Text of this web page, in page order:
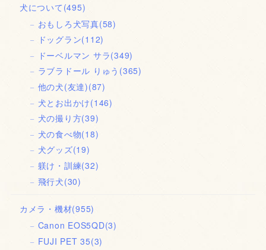
犬について (495)
おもしろ犬写真(58)
ドッグラン(112)
ドーベルマン サラ(349)
ラブラドール りゅう (365)
他の犬(友達)(87)
犬とお出かけ(146)
犬の撮り方(39)
犬の食べ物(18)
犬グッズ(19)
躾け・訓練(32)
飛行犬(30)
カメラ・機材(955)
Canon EOS5QD(3)
FUJI PET 35(3)